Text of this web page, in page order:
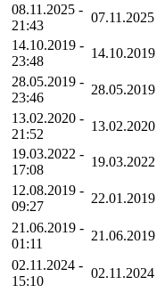
08.11.2025 -
21:43
07.11.2025
14.10.2019 -
23:48
14.10.2019
28.05.2019 -
23:46
28.05.2019
13.02.2020 -
21:52
13.02.2020
19.03.2022 -
17:08
19.03.2022
12.08.2019 -
09:27
22.01.2019
21.06.2019 -
01:11
21.06.2019
02.11.2024 -
15:10
02.11.2024